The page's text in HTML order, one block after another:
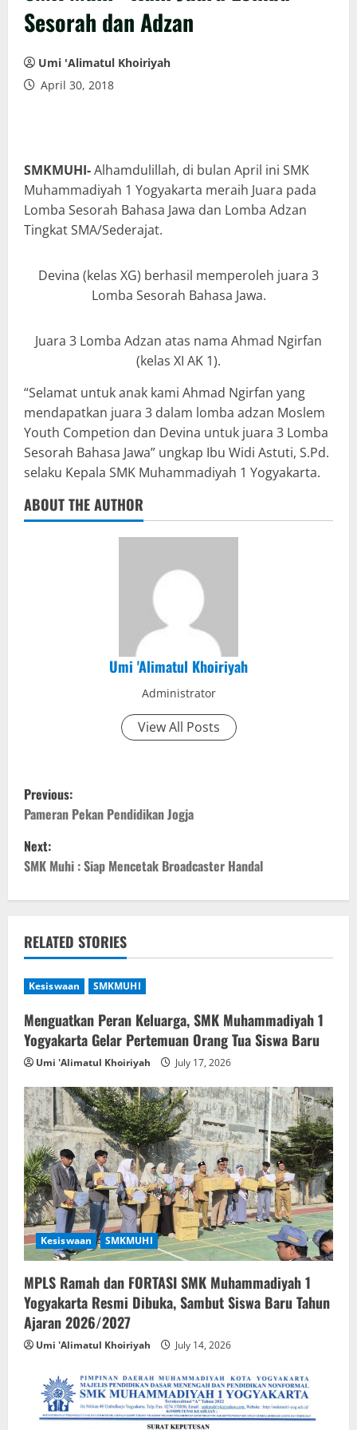
Sesorah dan Adzan
Umi 'Alimatul Khoiriyah
April 30, 2018
SMKMUHI-Alhamdulillah, di bulan April ini SMK
Muhammadiyah 1 Yogyakarta meraih Juara pada
Lomba Sesorah Bahasa Jawa dan Lomba Adzan
Tingkat SMA/Sederajat.
Devina (kelas XG) berhasil memperoleh juara 3
Lomba Sesorah Bahasa Jawa.
Juara 3 Lomba Adzan atas nama Ahmad Ngirfan
(kelas XI AK 1).
“Selamat untuk anak kami Ahmad Ngirfan yang
mendapatkan juara 3 dalam lomba adzan Moslem
Youth Competion dan Devina untuk juara 3 Lomba
Sesorah Bahasa Jawa” ungkap Ibu Widi Astuti, S.Pd.
selaku Kepala SMK Muhammadiyah 1 Yogyakarta.
ABOUT THE AUTHOR
Umi 'Alimatul Khoiriyah
Administrator
View All Posts
P
o
s
a
v
i
g
a
t
i
o
n
Previous:
Pameran Pekan Pendidikan Jogja
Next:
SMK Muhi : Siap Mencetak Broadcaster Handal
RELATED STORIES
Kesiswaan SMKMUHI
Menguatkan Peran Keluarga, SMK Muhammadiyah 1
Yogyakarta Gelar Pertemuan Orang Tua Siswa Baru
Umi 'Alimatul Khoiriyah July 17, 2026
Kesiswaan SMKMUHI
MPLS Ramah dan FORTASI SMK Muhammadiyah 1
Yogyakarta Resmi Dibuka, Sambut Siswa Baru Tahun
Ajaran 2026/2027
Umi 'Alimatul Khoiriyah July 14, 2026